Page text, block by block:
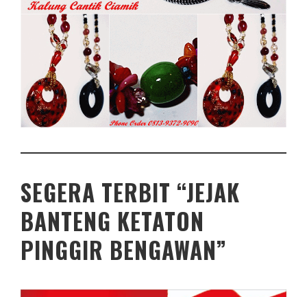
SEGERA TERBIT “JEJAK
BANTENG KETATON
PINGGIR BENGAWAN”